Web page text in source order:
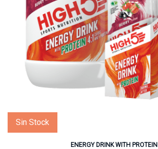
Sin Stock
ENERGY DRINK WITH PROTEIN